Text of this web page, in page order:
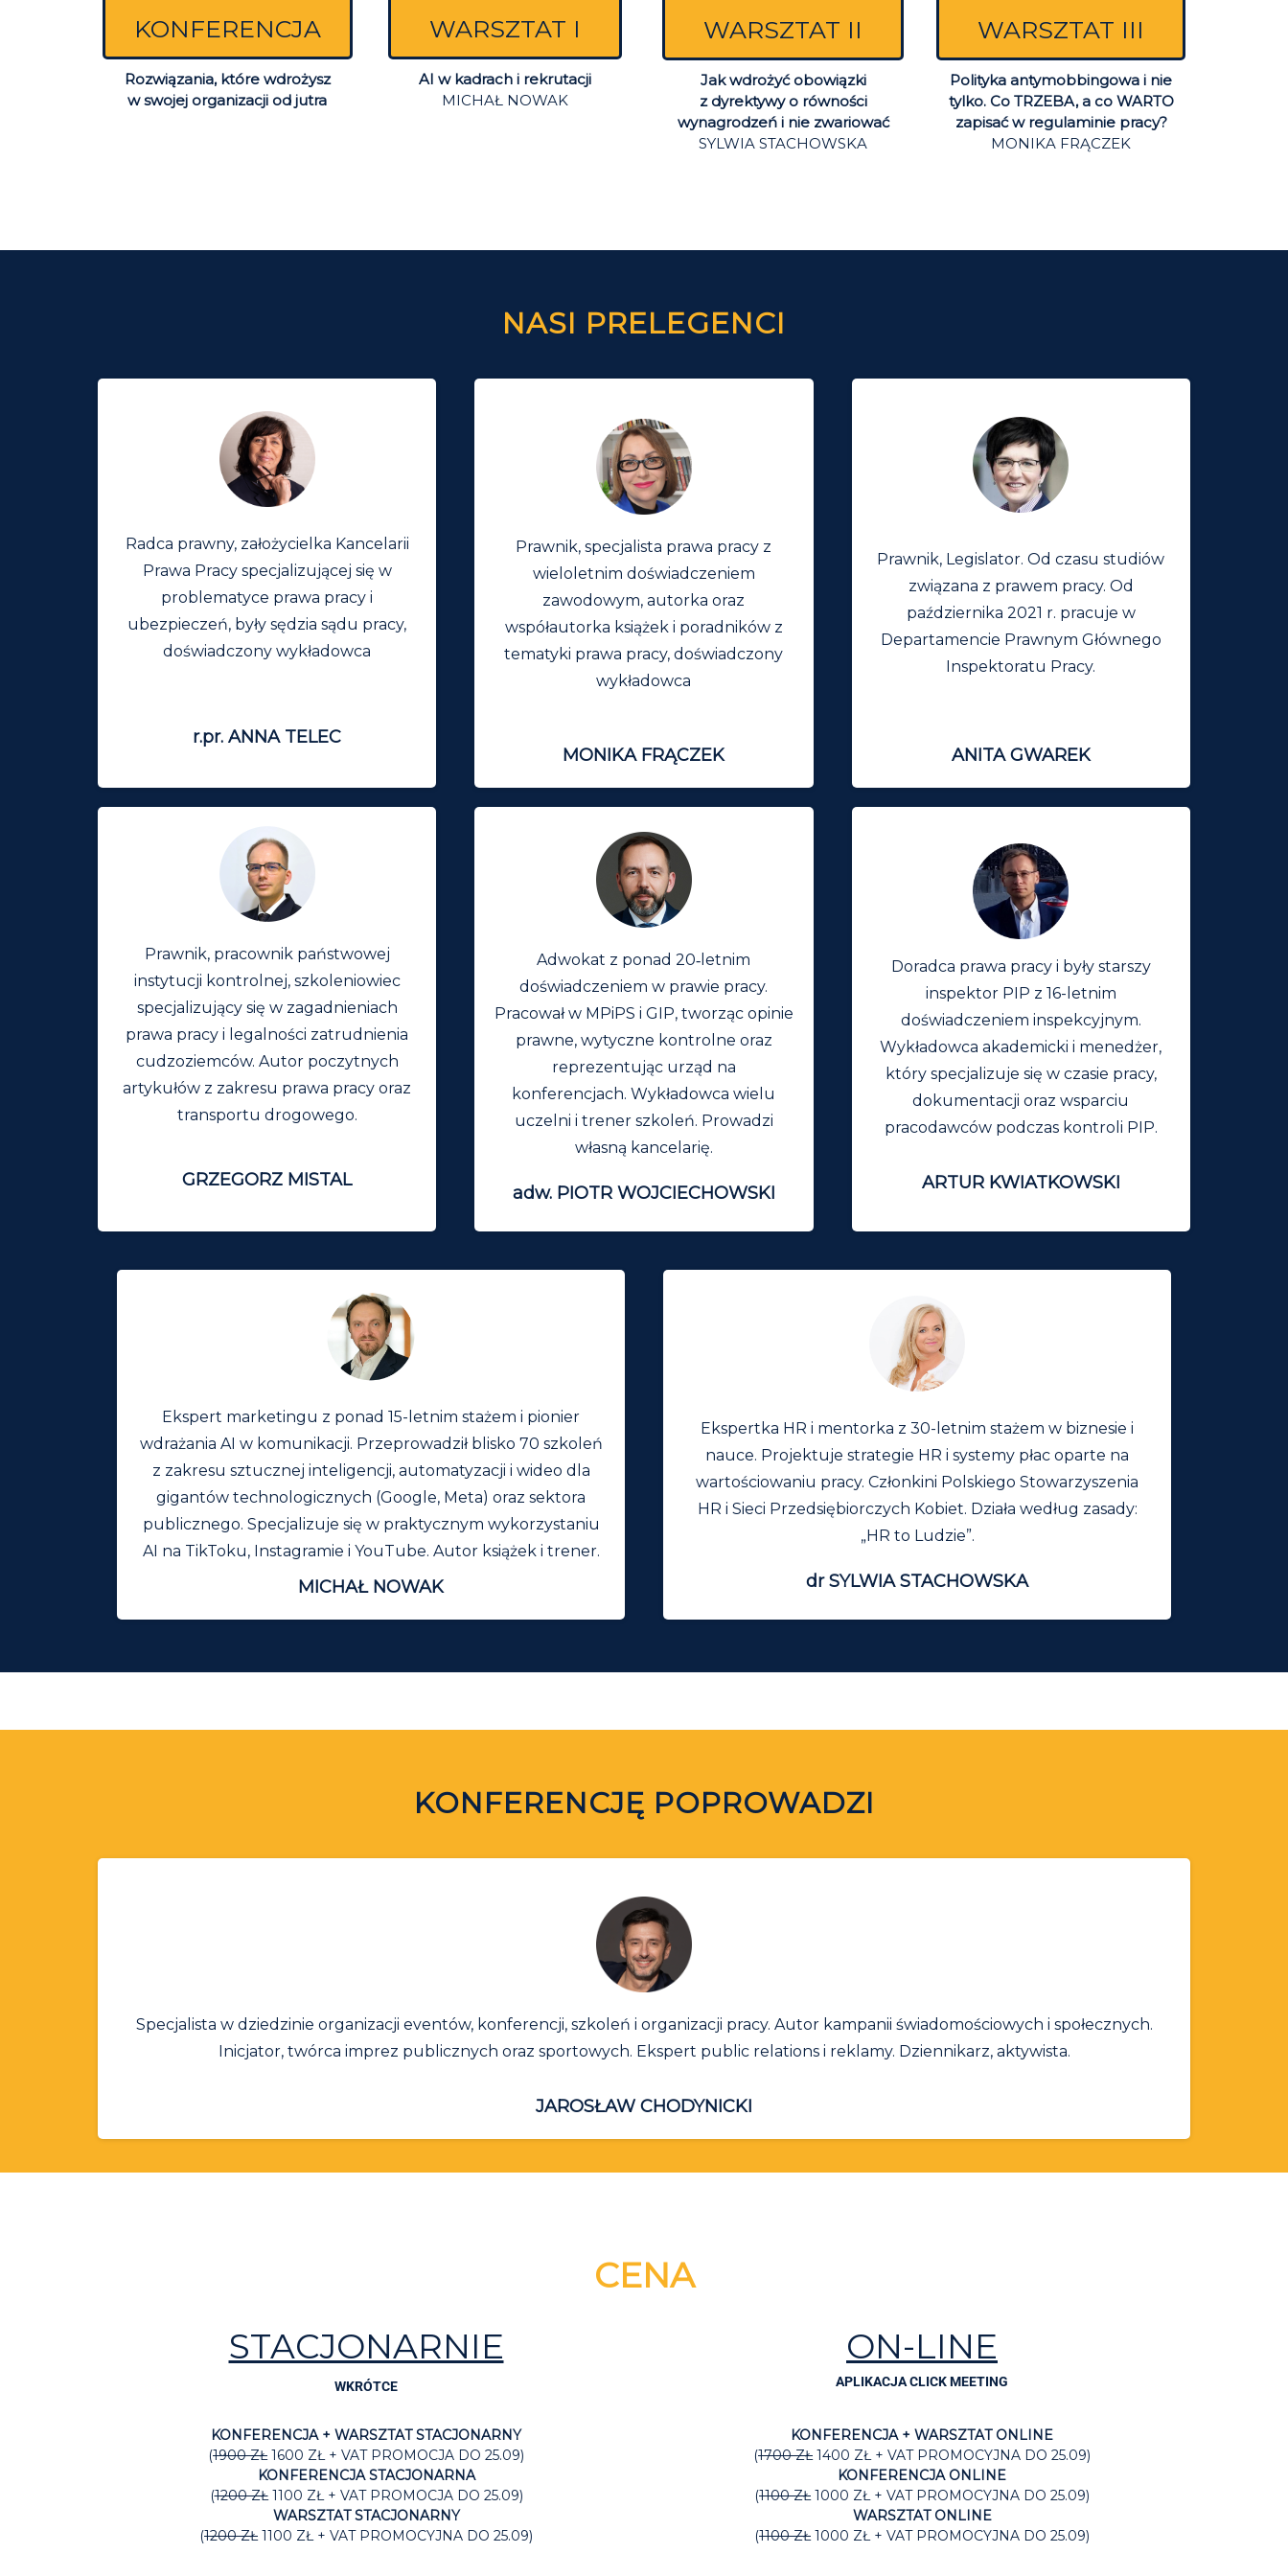
KONFERENCJA
Rozwiązania, które wdrożysz
w swojej organizacji od jutra
WARSZTAT I
AI w kadrach i rekrutacji
MICHAŁ NOWAK
WARSZTAT II
Jak wdrożyć obowiązki
z dyrektywy o równości
wynagrodzeń i nie zwariować
SYLWIA STACHOWSKA
WARSZTAT III
Polityka antymobbingowa i nie
tylko. Co TRZEBA, a co WARTO
zapisać w regulaminie pracy?
MONIKA FRĄCZEK
NASI PRELEGENCI
Radca prawny, założycielka Kancelarii
Prawa Pracy specjalizującej się w
problematyce prawa pracy i
ubezpieczeń, były sędzia sądu pracy,
doświadczony wykładowca
r.pr. ANNA TELEC
Prawnik, specjalista prawa pracy z
wieloletnim doświadczeniem
zawodowym, autorka oraz
współautorka książek i poradników z
tematyki prawa pracy, doświadczony
wykładowca
MONIKA FRĄCZEK
Prawnik, Legislator. Od czasu studiów
związana z prawem pracy. Od
października 2021 r. pracuje w
Departamencie Prawnym Głównego
Inspektoratu Pracy.
ANITA GWAREK
Prawnik, pracownik państwowej
instytucji kontrolnej, szkoleniowiec
specjalizujący się w zagadnieniach
prawa pracy i legalności zatrudnienia
cudzoziemców. Autor poczytnych
artykułów z zakresu prawa pracy oraz
transportu drogowego.
GRZEGORZ MISTAL
Adwokat z ponad 20‑letnim
doświadczeniem w prawie pracy.
Pracował w MPiPS i GIP, tworząc opinie
prawne, wytyczne kontrolne oraz
reprezentując urząd na
konferencjach. Wykładowca wielu
uczelni i trener szkoleń. Prowadzi
własną kancelarię.
adw. PIOTR WOJCIECHOWSKI
Doradca prawa pracy i były starszy
inspektor PIP z 16-letnim
doświadczeniem inspekcyjnym.
Wykładowca akademicki i menedżer,
który specjalizuje się w czasie pracy,
dokumentacji oraz wsparciu
pracodawców podczas kontroli PIP.
ARTUR KWIATKOWSKI
Ekspert marketingu z ponad 15-letnim stażem i pionier
wdrażania AI w komunikacji. Przeprowadził blisko 70 szkoleń
z zakresu sztucznej inteligencji, automatyzacji i wideo dla
gigantów technologicznych (Google, Meta) oraz sektora
publicznego. Specjalizuje się w praktycznym wykorzystaniu
AI na TikToku, Instagramie i YouTube. Autor książek i trener.
MICHAŁ NOWAK
Ekspertka HR i mentorka z 30-letnim stażem w biznesie i
nauce. Projektuje strategie HR i systemy płac oparte na
wartościowaniu pracy. Członkini Polskiego Stowarzyszenia
HR i Sieci Przedsiębiorczych Kobiet. Działa według zasady:
„HR to Ludzie”.
dr SYLWIA STACHOWSKA
KONFERENCJĘ POPROWADZI
Specjalista w dziedzinie organizacji eventów, konferencji, szkoleń i organizacji pracy. Autor kampanii świadomościowych i społecznych.
Inicjator, twórca imprez publicznych oraz sportowych. Ekspert public relations i reklamy. Dziennikarz, aktywista.
JAROSŁAW CHODYNICKI
CENA
STACJONARNIE
WKRÓTCE
KONFERENCJA + WARSZTAT STACJONARNY
(1900 ZŁ1600 ZŁ + VAT PROMOCJA DO 25.09)
KONFERENCJA STACJONARNA
(1200 ZŁ1100 ZŁ + VAT PROMOCJA DO 25.09)
WARSZTAT STACJONARNY
(1200 ZŁ1100 ZŁ + VAT PROMOCYJNA DO 25.09)
ON-LINE
APLIKACJA CLICK MEETING
KONFERENCJA + WARSZTAT ONLINE
(1700 ZŁ1400 ZŁ + VAT PROMOCYJNA DO 25.09)
KONFERENCJA ONLINE
(1100 ZŁ1000 ZŁ + VAT PROMOCYJNA DO 25.09)
WARSZTAT ONLINE
(1100 ZŁ1000 ZŁ + VAT PROMOCYJNA DO 25.09)